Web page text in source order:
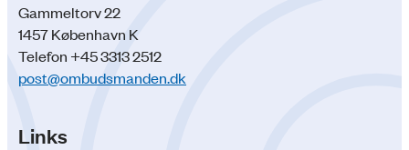
Gammeltorv 22
1457 København K
Telefon +45 3313 2512
post@ombudsmanden.dk
Links